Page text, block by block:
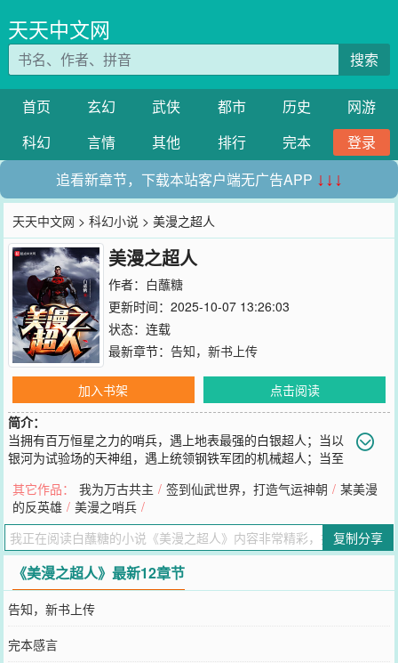
天天中文网
搜索
首页 玄幻 武侠 都市 历史
网游
科幻
言情 其他 排行 完本
登录
追看新章节，下载本站客户端无广告APP ↓↓↓
天天中文网 >科幻小说 > 美漫之超人
美漫之超人
作者： 白蘸糖
更新时间：2025-10-07 13:26:03
状态：连载
最新章节： 告知，新书上传
加入书架
点击阅读
简介：
当拥有百万恒星之力的哨兵，遇上地表最强的白银超人；当以
银河为试验场的天神组，遇上统领钢铁军团的机械超人；当至
者，带着众多超人模板来到漫威世界的故事。ps：多女主，非英雄
向，不喜勿入~ps2：时间线以作者为准~
您要是觉得《美漫之超人》还不错的话请不要忘记向您QQ群和微博微
信里的朋友推荐哦！
其它作品： 我为万古共主 / 签到仙武世界，打造气运神朝 / 某美漫
的反英雄 / 美漫之哨兵 /
复制分享
《美漫之超人》最新12章节
告知，新书上传
完本感言